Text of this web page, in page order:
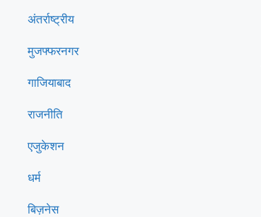
अंतर्राष्ट्रीय
मुजफ्फरनगर
गाजियाबाद
राजनीति
एजुकेशन
धर्म
बिज़नेस